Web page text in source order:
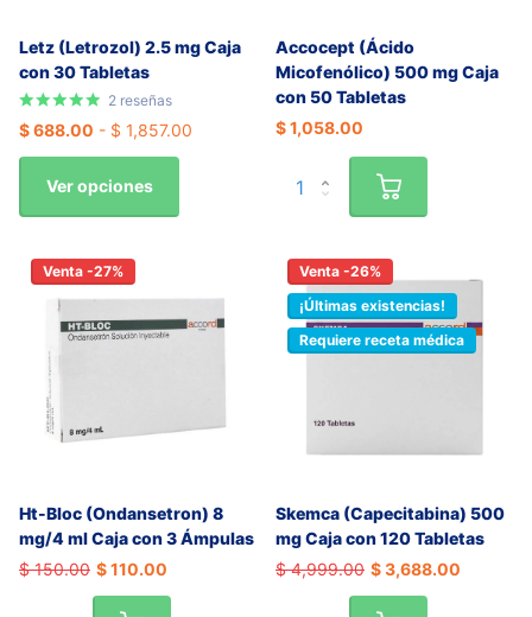
Letz (Letrozol) 2.5 mg Caja
con 30 Tabletas
2 reseñas
$ 688.00 - $ 1,857.00
Ver opciones
Accocept (Ácido
Micofenólico) 500 mg Caja
con 50 Tabletas
$ 1,058.00
Venta -27%
Ht-Bloc (Ondansetron) 8
mg/4 ml Caja con 3 Ámpulas
$ 150.00 $ 110.00
Venta -26%
¡Últimas existencias!
Requiere receta médica
Skemca (Capecitabina) 500
mg Caja con 120 Tabletas
$ 4,999.00 $ 3,688.00